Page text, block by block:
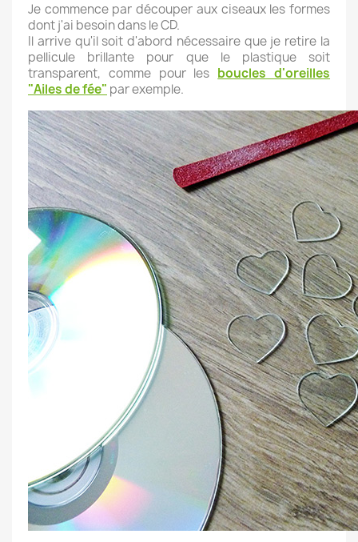
Je commence par découper aux ciseaux les formes
dont j'ai besoin dans le CD.
Il arrive qu'il soit d'abord nécessaire que je retire la
pellicule brillante pour que le plastique soit
transparent, comme pour les boucles d'oreilles
"Ailes de fée" par exemple.